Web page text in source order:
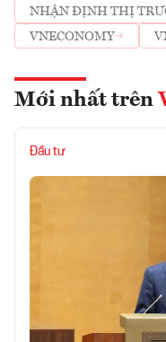
NHẬN ĐỊNH THỊ
TY CHỨNG KHOÁN
VNECONOMY
Mới nhất trên
Đầu tư